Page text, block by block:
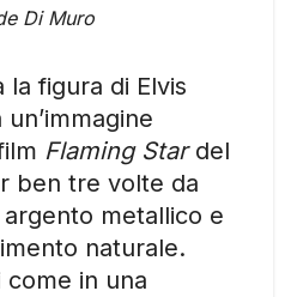
Di Muro
la figura di Elvis
Flaming Stardel
ben tre volte da
metallico e
naturale.
come in una